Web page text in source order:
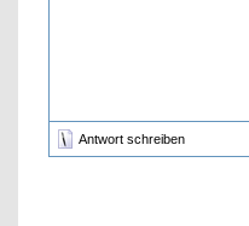
Antwort schreiben